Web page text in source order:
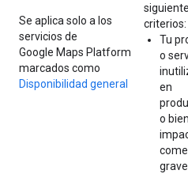
Se aplica solo a los
servicios de
Google Maps Platform
marcados como
Disponibilidad general
criterios:
Tu
o
en
o